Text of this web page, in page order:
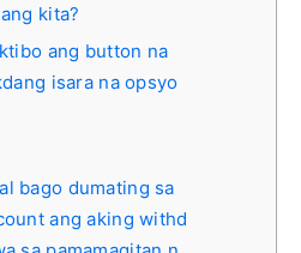
kita?
ang button na
isara na opsyo
bago dumating sa
ang aking withd